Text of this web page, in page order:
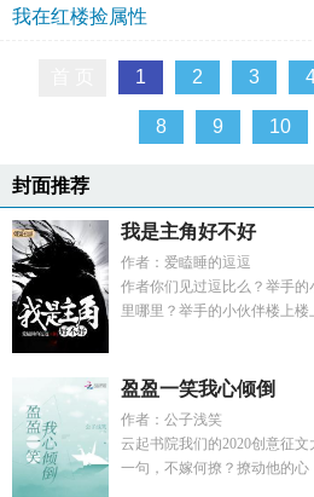
我在红楼捡属性
1 2 3
8 9 10
封面推荐
我是主角好不好
作者：爱瞌睡的逗逗
作者你们见过逗比么？举手
里哪里？举手的小伙伴楼上楼
盈盈一笑我心倾倒
作者：公子浅笑
云起书院我们的2020创意征
一句，不嫁何撩？撩动他的心